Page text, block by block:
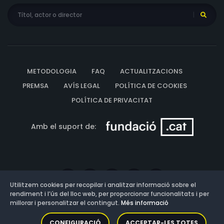
METODOLOGIA FAQ
ACTUALITZACIONS
PREMSA
AVÍS LEGAL
POLÍTICA DE COOKIES
POLÍTICA DE PRIVACITAT
Amb el suport de:
Versió: 3.13.0.202607011342
Utilitzem cookies per recopilar i analitzar informació sobre el
rendiment i l’ús del lloc web, per proporcionar funcionalitats i per
millorar i personalitzar el contingut. Més informació